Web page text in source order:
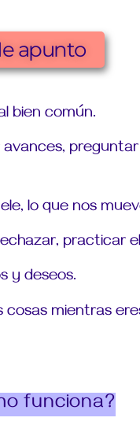
apunto
bien común.
lo que nos
practicar
y deseos.
cosas mientras
funciona?